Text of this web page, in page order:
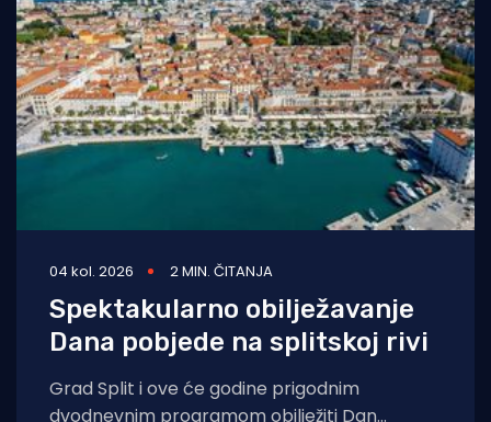
04 kol. 2026 2 MIN. ČITANJA
Spektakularno obilježavanje
Dana pobjede na splitskoj rivi
Grad Split i ove će godine prigodnim
dvodnevnim programom obilježiti Dan